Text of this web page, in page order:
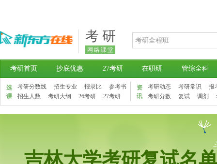
考 研
网络课堂
考研首页 抄底优惠 27考研 在职研 管综全科
选
课
考研分数线 招生专业 报录比
参考书
招生人数
考研大纲 26考研 27考研
资
讯
考研动态 考研常识
报
考研分数
复试 调剂
吉林大学考研复试名